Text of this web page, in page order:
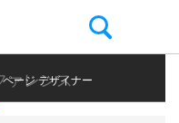
レンス
ページ デザイナー